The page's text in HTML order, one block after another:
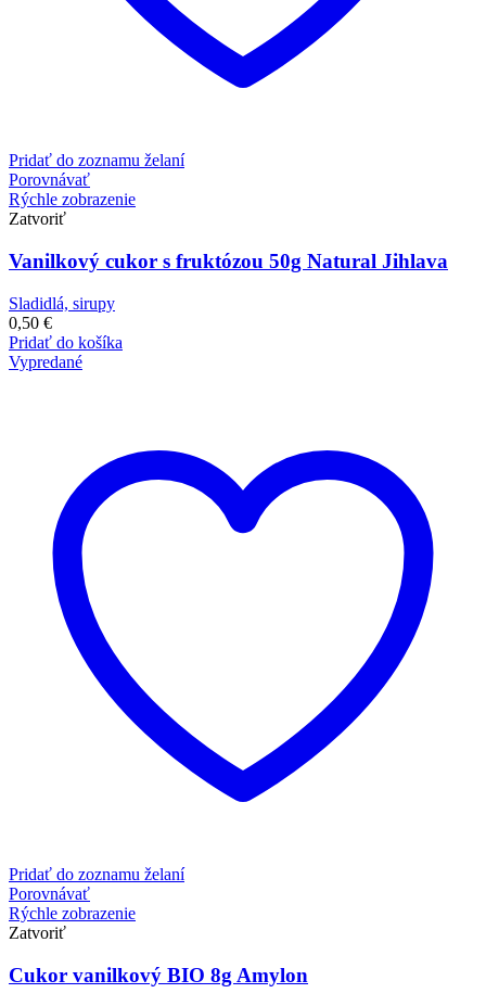
Pridať do zoznamu želaní
Porovnávať
Rýchle zobrazenie
Zatvoriť
Vanilkový cukor s fruktózou 50g Natural Jihlava
Sladidlá, sirupy
0,50 €
Pridať do košíka
Vypredané
Pridať do zoznamu želaní
Porovnávať
Rýchle zobrazenie
Zatvoriť
Cukor vanilkový BIO 8g Amylon